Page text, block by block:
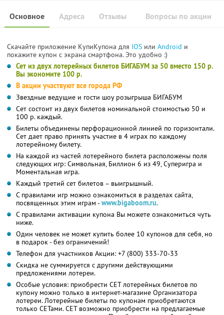
Основное Отзывы Вопросы по акции
Адреса
Скачайте приложение КупиКупона для IOS или Android и
покажите купон с экрана смартфона. Это удобно :)
Сет из двух лотерейных билетов БИГАБУМ за 50 вместо 150 р.
Вы экономите 100 р.
В акции участвуют все города РФ
Звездные ведущие и гости шоу розыгрыша БИГАБУМ
Сет состоит из двух билетов номинальной стоимостью 50 и
100 р. каждый.
Билеты объединены перфорационной линией по горизонтали.
Сет дает право принять участие в 4 играх по каждому
лотерейному билету.
На каждой из частей лотерейного билета расположены поля
следующих игр: Символьная, Биллион 6 из 49, Суперигра и
Моментальная игра.
Каждый третий сет билетов – выигрышный.
С правилами игр можно ознакомиться в разделах сайта,
посвященных этим играм -www.bigaboom.ru.
С правилами активации купона Вы можете ознакомиться чуть
ниже.
Один человек не может купить более 10 купонов для себя, но
в подарок - без ограничений!
Телефон для участников Акции: +7 (800) 333-70-33
Скидка не суммируется с другими действующими
предложениями лотереи.
Особые условия: приобрести СЕТ лотерейных билетов по
купону можно только в интернет-магазине Организатора
лотереи. Лотерейные билеты по купонам приобретаются
только СЕТами. СЕТ возможно приобрести на предлагаемые